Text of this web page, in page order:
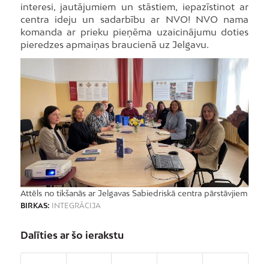
interesi, jautājumiem un stāstiem, iepazīstinot ar
centra ideju un sadarbību ar NVO! NVO nama
komanda ar prieku pieņēma uzaicinājumu doties
pieredzes apmaiņas braucienā uz Jelgavu.
Attēls no tikšanās ar Jelgavas Sabiedriskā centra pārstāvjiem
BIRKAS: INTEGRĀCIJA
Dalīties ar šo ierakstu